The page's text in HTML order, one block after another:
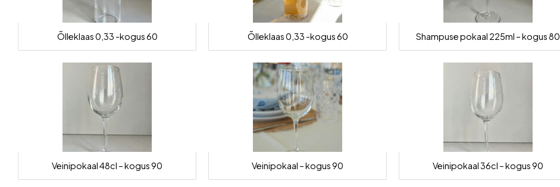
Õlleklaas 0,33 -kogus 60 Õlleklaas 0,33 -kogus 60 Shampuse pokaal 225ml – kogus 80
Veinipokaal 48cl – kogus 90 Veinipokaal – kogus 90 Veinipokaal 36cl – kogus 90